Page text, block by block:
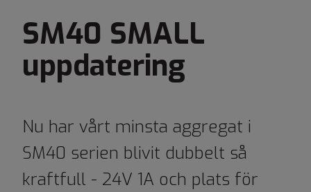
SM40 SMALL
uppdatering
Nu har vårt minsta aggregat i
SM40 serien blivit dubbelt så
kraftfull - 24V 1A och plats för